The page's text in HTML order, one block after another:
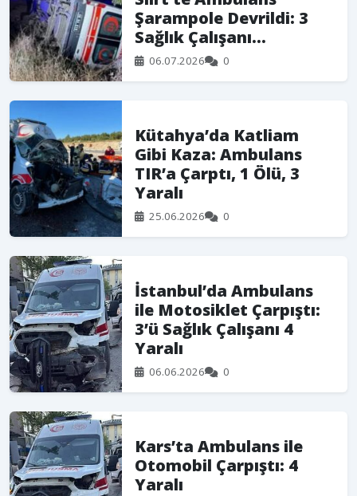
Şarampole Devrildi: 3
Sağlık Çalışanı…
06.07.2026 0
Kütahya’da Katliam
Gibi Kaza: Ambulans
TIR’a Çarptı, 1 Ölü, 3
Yaralı
25.06.2026 0
İstanbul’da Ambulans
ile Motosiklet Çarpıştı:
3’ü Sağlık Çalışanı 4
Yaralı
06.06.2026 0
Kars’ta Ambulans ile
Otomobil Çarpıştı: 4
Yaralı